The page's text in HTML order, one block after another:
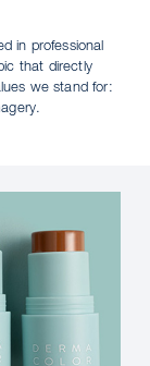
in professional
that directly
we stand for: